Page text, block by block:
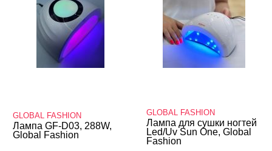
GLOBAL FASHION
Лампа GF-D03, 288W,
Global Fashion
GLOBAL FASHION
Лампа для сушки ногтей
Led/Uv Sun One, Global
Fashion